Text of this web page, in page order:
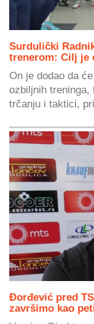
Surdulički
trenerom: Cilj je
On je dodao da
ozbiljnih treninga,
trčanju i taktici,
Đorđević pred
završimo kao